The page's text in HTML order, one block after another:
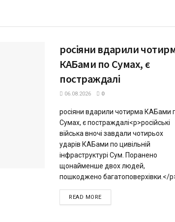
росіяни вдарили
КАБами по Сумах, є
постраждалі
06.08.2026 0
росіяни вдарили чотирма КАБами
Сумах, є постраждалі<p>російські
війська вночі завдали чотирьох
ударів КАБами по цивільній
інфраструктурі Сум. Поранено
щонайменше двох людей,
пошкоджено багатоповерхівки.</
READ MOREDETAILS